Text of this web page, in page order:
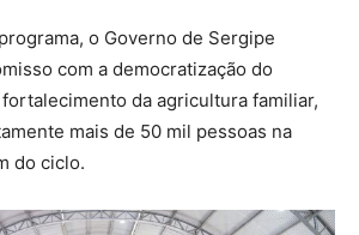
o Governo de Sergipe
com a democratização do
da agricultura familiar,
mais de 50 mil pessoas na
do ciclo.